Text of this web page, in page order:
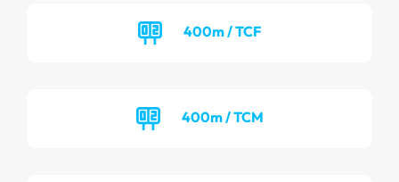
400m / TCF
400m / TCM